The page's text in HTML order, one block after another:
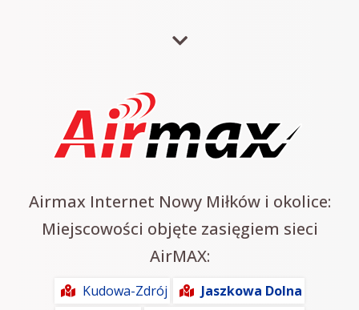
Airmax Internet Nowy Miłków i okolice:
Miejscowości objęte zasięgiem sieci
AirMAX:
Kudowa-Zdrój
Jaszkowa Dolna